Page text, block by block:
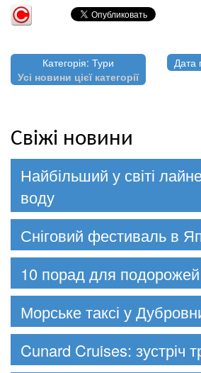
Категорія: Тури
Усі новини цієї категорії
Дата
Свіжі новини
Найбільший у світі
воду
Сніговий фестиваль в
10 порад для подорожей
Морське таксі у
Cunard Cruises: зустріч